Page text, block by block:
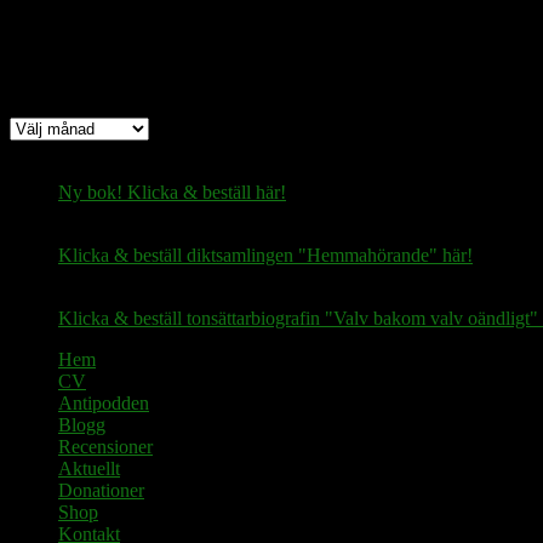
Arkiv
Ny bok! Klicka & beställ här!
Klicka & beställ diktsamlingen "Hemmahörande" här!
Klicka & beställ tonsättarbiografin "Valv bakom valv oändligt"
Hem
CV
Antipodden
Blogg
Recensioner
Aktuellt
Donationer
Shop
Kontakt